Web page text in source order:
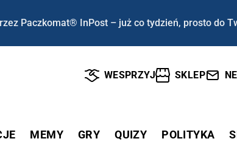
Paczkomat® InPost – już co tydzień, prosto do
WESPRZYJ SKLEP
MEMY GRY QUIZY POLITYKA